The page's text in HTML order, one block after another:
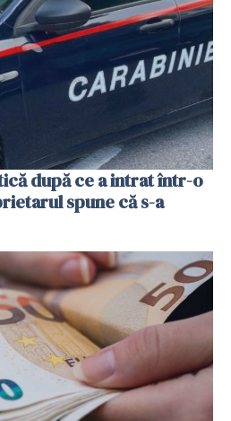
după ce a intrat într-o
spune că s-a